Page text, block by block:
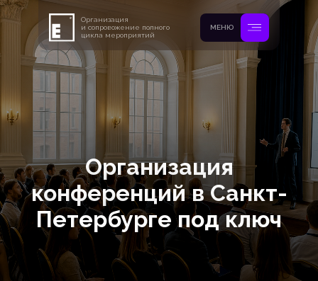
МЕНЮ
Организация
и сопровожение полного
цикла мероприятий
Организация
конференций в Санкт-
Петербурге под ключ